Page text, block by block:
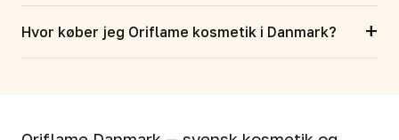
Hvor køber jeg Oriflame kosmetik i Danmark? +